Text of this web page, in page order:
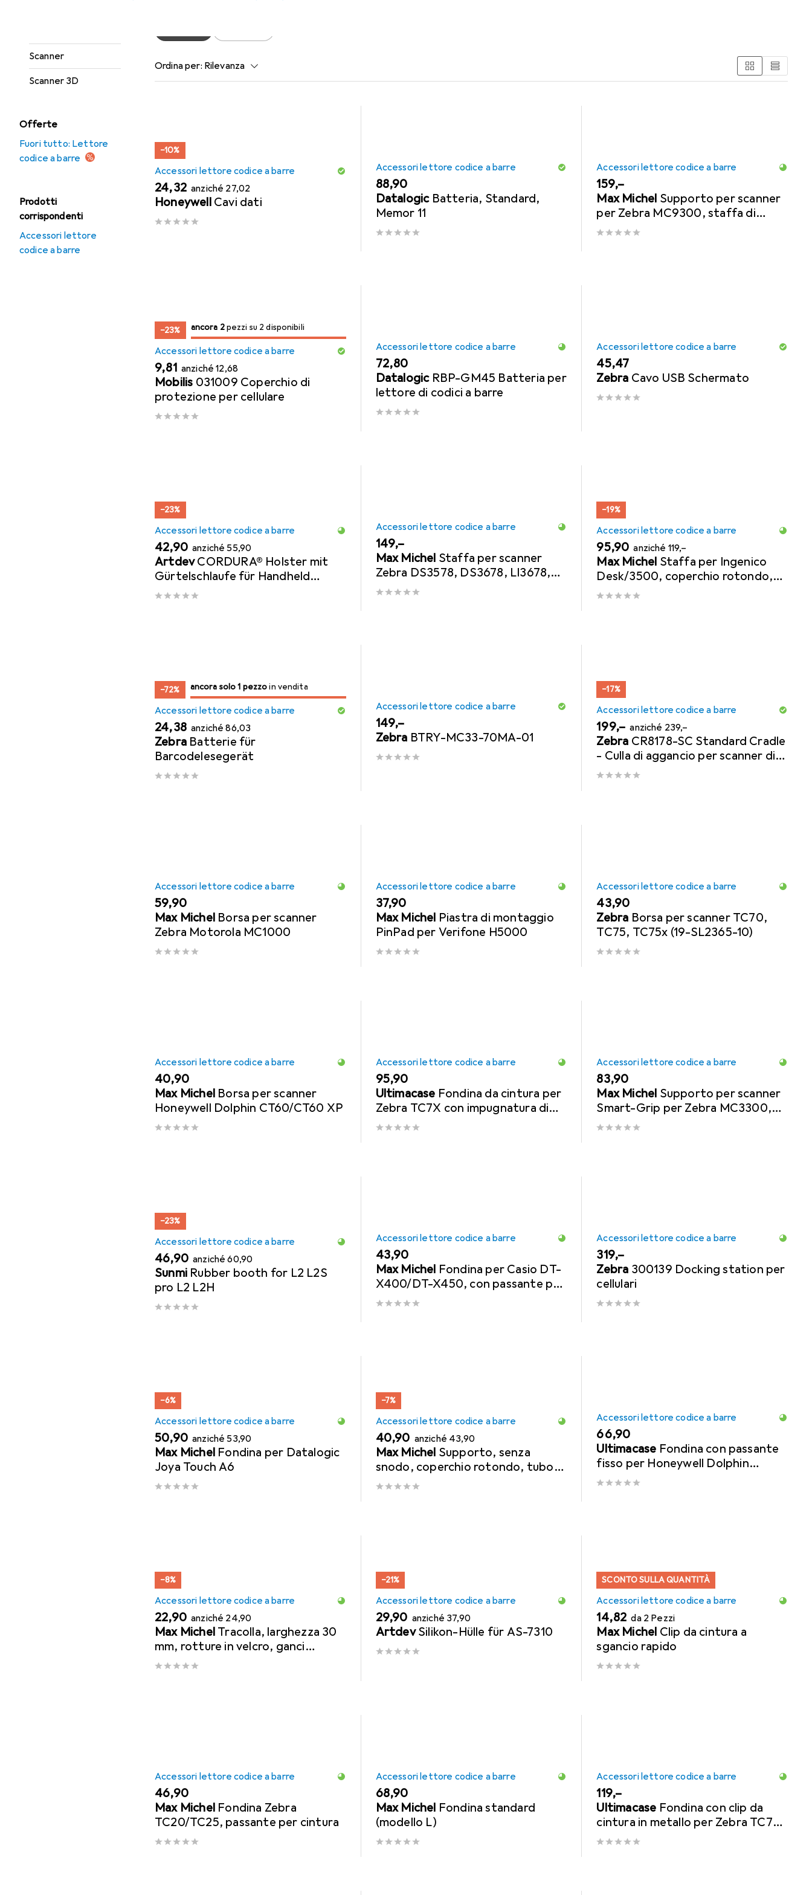
Scanner
Scanner 3D
Offerte
Fuori tutto: Lettore
codice a barre
Prodotti
corrispondenti
Accessori lettore
codice a barre
Ordina per: Rilevanza
−10%
Accessori lettore codice a barre
EUR
24,32 anziché EUR
27,02
Honeywell Cavi dati
Accessori lettore codice a barre
EUR
88,90
Datalogic Batteria, Standard,
Memor 11
Accessori lettore codice a barre
EUR
159,–
Max Michel Supporto per scanner
per Zebra MC9300, staffa di
montaggio
−23% 2/ 2
2/ 2 in vendita
ancora 2pezzi su 2 disponibili
Accessori lettore codice a barre
EUR
9,81 anzichéEUR
12,68
Mobilis 031009 Coperchio di
protezione per cellulare
Accessori lettore codice a barre
EUR
72,80
Datalogic RBP-GM45 Batteria per
lettore di codici a barre
Accessori lettore codice a barre
EUR
45,47
Zebra Cavo USB Schermato
−23%
Accessori lettore codice a barre
EUR
42,90 anzichéEUR
55,90
ArtdevCORDURA® Holster mit
Gürtelschlaufe für Handheld
Terminal ohne Druckermodul (für
Accessori lettore codice a barre
EUR
149,–
Max Michel Staffa per scanner
Zebra DS3578, DS3678, LI3678,
LI3678-ER con staffa di
−19%
Accessori lettore codice a barre
EUR
95,90 anziché EUR
119,–
Max Michel Staffa per Ingenico
Desk/3500, coperchio rotondo,
pali 180 mm
−72% solo 1 pezzoin vendita
ancora solo 1 pezzoin vendita
Accessori lettore codice a barre
EUR
24,38 anzichéEUR
86,03
Zebra Batterie für
Barcodelesegerät
Accessori lettore codice a barre
EUR
149,–
Zebra BTRY-MC33-70MA-01
−17%
Accessori lettore codice a barre
EUR
199,– anziché EUR
239,–
Zebra CR8178-SC Standard Cradle
- Culla di aggancio per scanner di
codici a barre
Accessori lettore codice a barre
EUR
59,90
Max Michel Borsa per scanner
Zebra Motorola MC1000
Accessori lettore codice a barre
EUR
37,90
Max Michel Piastra di montaggio
PinPad per Verifone H5000
Accessori lettore codice a barre
EUR
43,90
Zebra Borsa per scanner TC70,
TC75, TC75x (19-SL2365-10)
Accessori lettore codice a barre
EUR
40,90
Max Michel Borsa per scanner
Honeywell Dolphin CT60/CT60 XP
Accessori lettore codice a barre
EUR
95,90
Ultimacase Fondina da cintura per
Zebra TC7X con impugnatura di
rilascio
Accessori lettore codice a barre
EUR
83,90
Max Michel Supporto per scanner
Smart-Grip per Zebra MC3300,
senza supporti RAM
−23%
Accessori lettore codice a barre
EUR
46,90 anzichéEUR
60,90
Sunmi Rubber booth for L2 L2S
pro L2 L2H
Accessori lettore codice a barre
EUR
43,90
Max Michel Fondina per Casio DT-
X400/DT-X450, con passante per
cintura
Accessori lettore codice a barre
EUR
319,–
Zebra 300139 Docking station per
cellulari
−6%
Accessori lettore codice a barre
EUR
50,90 anzichéEUR
53,90
Max Michel Fondina per Datalogic
Joya Touch A6
−7%
Accessori lettore codice a barre
EUR
40,90 anziché EUR
43,90
Max Michel Supporto, senza
snodo, coperchio rotondo, tubo
del supporto 180 mm
Accessori lettore codice a barre
EUR
66,90
Ultimacase Fondina con passante
fisso per Honeywell Dolphin
CT40/50/60 con impugnatura di
−8%
Accessori lettore codice a barre
EUR
22,90 anziché EUR
24,90
Max Michel Tracolla, larghezza 30
mm, rotture in velcro, ganci
girevoli
−21%
Accessori lettore codice a barre
EUR
29,90 anziché EUR
37,90
Artdev Silikon-Hülle für AS-7310
SCONTO SULLA QUANTITÀ
Accessori lettore codice a barre
EUR
14,82 da 2 Pezzi
Max Michel Clip da cintura a
sgancio rapido
Accessori lettore codice a barre
EUR
46,90
Max Michel Fondina Zebra
TC20/TC25, passante per cintura
Accessori lettore codice a barre
EUR
68,90
Max Michel Fondina standard
(modello L)
Accessori lettore codice a barre
EUR
119,–
Ultimacase Fondina con clip da
cintura in metallo per Zebra TC7x
con impugnatura di rilascio